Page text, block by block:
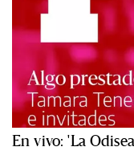
En vivo: 'La